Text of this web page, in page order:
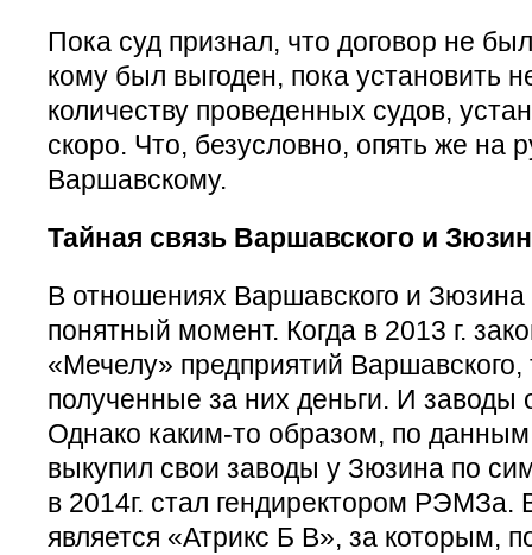
Пока суд признал, что договор не
кому был выгоден, пока установить
количеству проведенных судов,
скоро. Что, безусловно, опять же на
Варшавскому.
Тайная связь Варшавского и
В отношениях Варшавского и
понятный момент. Когда в 2013 г.
«Мечелу» предприятий Варшавского,
полученные за них деньги. И заводы
Однако каким-то образом, по
выкупил свои заводы у Зюзина по
в 2014г. стал гендиректором РЭМЗа.
является «Атрикс Б В», за которым,